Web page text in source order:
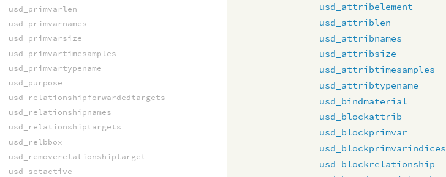
usd_attribelement
usd_attriblen
usd_attribnames
usd_attribsize
usd_attribtimesamples
usd_attribtypename
usd_bindmaterial
usd_blockattrib
usd_blockprimvar
usd_blockprimvarindices
usd_blockrelationship
usd_primvarlen
usd_primvarnames
usd_primvarsize
usd_primvartimesamples
usd_primvartypename
usd_purpose
usd_relationshipforwardedtargets
usd_relationshipnames
usd_relationshiptargets
usd_relbbox
usd_removerelationshiptarget
usd_setactive